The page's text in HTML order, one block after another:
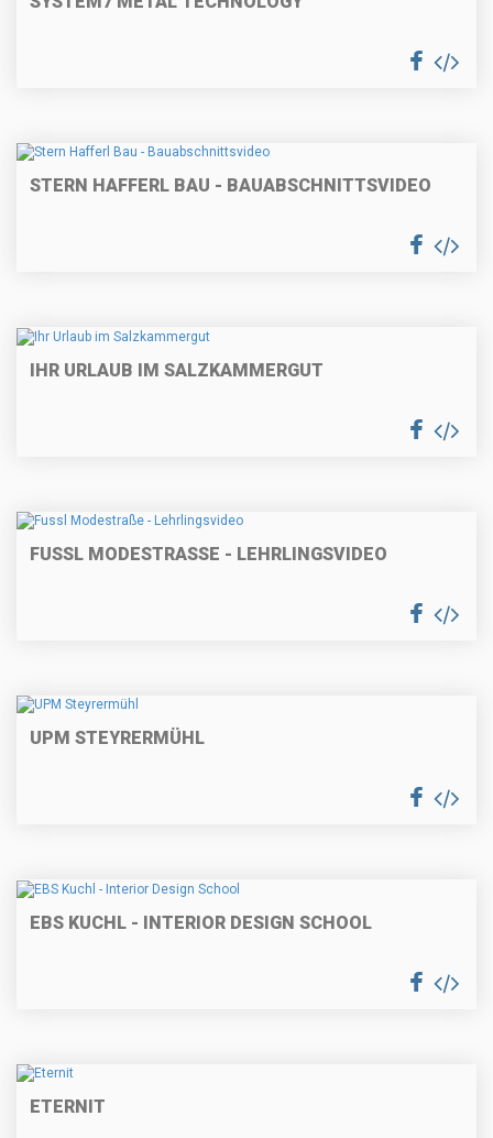
STERN HAFFERL BAU - BAUABSCHNITTSVIDEO
IHR URLAUB IM SALZKAMMERGUT
FUSSL MODESTRASSE - LEHRLINGSVIDEO
UPM STEYRERMÜHL
EBS KUCHL - INTERIOR DESIGN SCHOOL
ETERNIT